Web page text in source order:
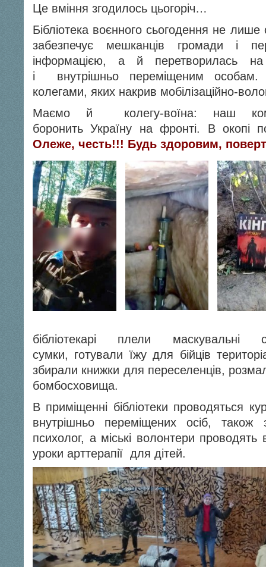
Це вміння згодилось цьогоріч…
Бібліотека воєнного сьогодення не лише
забезпечує мешканців громади і
інформацією, а й перетворилась
і внутрішньо переміщеним особам.
колегами, яких накрив мобілізаційно-
Маємо й колегу-воїна: наш
боронить Україну на фронті. В окопі
Олеже, честь!!! Будь здоровим,
бібліотекарі плели
сумки, готували їжу для бійців
збирали книжки для переселенців,
бомбосховища.
В приміщенні бібліотеки проводяться
внутрішньо переміщених осіб,
психолог, а міські волонтери проводять
уроки арттерапії для дітей.